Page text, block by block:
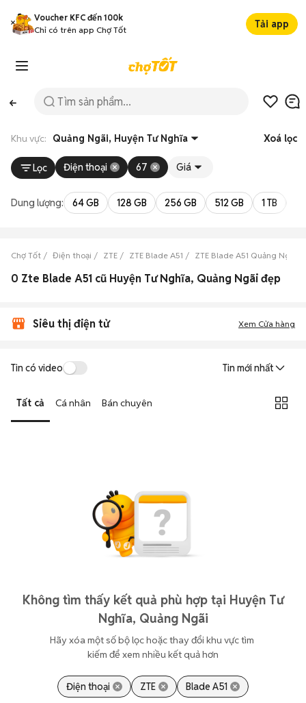
Voucher KFC đến 100k
Chỉ có trên app Chợ Tốt
Tải app
Khu vực: Quảng Ngãi, Huyện Tư Nghĩa Xoá lọc
Lọc Điện thoại 67 Giá
Dung lượng: 64 GB 128 GB 256 GB 512 GB 1 TB
Chợ Tốt Điện thoại ZTE ZTE Blade A51 ZTE Blade A51 Quảng Ngãi
0 Zte Blade A51 cũ Huyện Tư Nghĩa, Quảng Ngãi đẹp
Siêu thị điện tử Xem Cửa hàng
Tin có video Tin mới nhất
Tất cả Cá nhân Bán chuyên
Không tìm thấy kết quả phù hợp tại Huyện Tư
Nghĩa, Quảng Ngãi
Hãy xóa một số bộ lọc hoặc thay đổi khu vực tìm
kiếm để xem nhiều kết quả hơn
Điện thoại ZTE Blade A51